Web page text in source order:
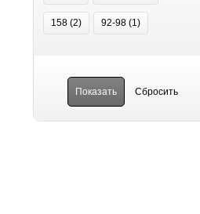
158 (2) 92-98 (1)